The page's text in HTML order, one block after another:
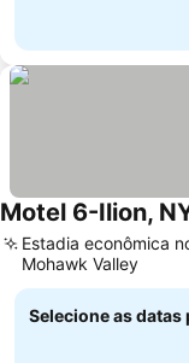
Motel 6-Ilion,
Estadia econômica
Mohawk Valley
Selecione as datas